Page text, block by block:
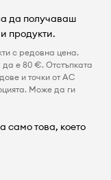
да получаваш
продукти.
с редовна цена.
е 80 €. Отстъпката
и точки от AC
Може да ги
само това, което